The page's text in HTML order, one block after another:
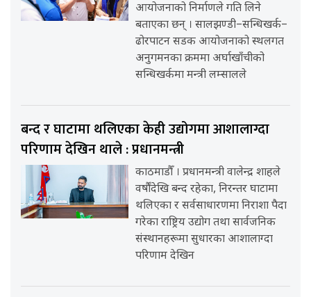
आयोजनाको निर्माणले गति लिने
बताएका छन् । सालझण्डी–सन्धिखर्क–
ढोरपाटन सडक आयोजनाको स्थलगत
अनुगमनका क्रममा अर्घाखाँचीको
सन्धिखर्कमा मन्त्री लम्सालले
बन्द र घाटामा थलिएका केही उद्योगमा आशालाग्दा
परिणाम देखिन थाले : प्रधानमन्त्री
काठमाडौँ । प्रधानमन्त्री वालेन्द्र शाहले
वर्षौंदेखि बन्द रहेका, निरन्तर घाटामा
थलिएका र सर्वसाधारणमा निराशा पैदा
गरेका राष्ट्रिय उद्योग तथा सार्वजनिक
संस्थानहरूमा सुधारका आशालाग्दा
परिणाम देखिन